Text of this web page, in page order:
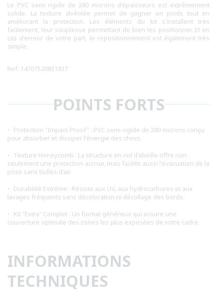
Le PVC semi rigide de 380 microns d'épaisseurs est extrêmement
solide. La texture alvéolée permet de gagner en poids tout en
améliorant la protection. Les éléments du kit s'installent très
facilement, leur souplesse permettant de bien les positionner. Et en
cas d'erreur de votre part, le repositionnement est également très
simple.
Ref: 14707520831837
POINTS FORTS
Protection "Impact-Proof" : PVC semi-rigide de 380 microns conçu
pour absorber et dissiper l'énergie des chocs.
Texture Honeycomb : La structure en nid d'abeille offre non
seulement une protection accrue, mais facilite aussi l'évacuation de la
pose sans bulles d'air.
Durabilité Extrême : Résiste aux UV, aux hydrocarbures et aux
lavages fréquents sans décoloration ni décollage des bords.
Kit "Extra" Complet : Un format généreux qui assure une
couverture optimale des zones les plus exposées de votre cadre.
INFORMATIONS
TECHNIQUES